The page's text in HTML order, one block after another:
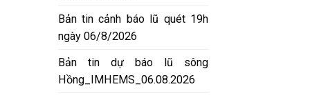
Bản tin cảnh báo lũ quét 19h
ngày 06/8/2026
Bản tin dự báo lũ sông
Hồng_IMHEMS_06.08.2026